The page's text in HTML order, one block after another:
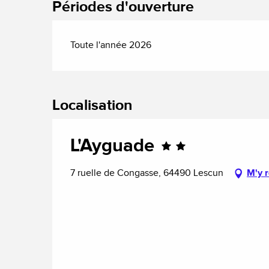
Périodes d'ouverture
Toute l'année 2026
Localisation
L'Ayguade
7 ruelle de Congasse, 64490 Lescun M'y